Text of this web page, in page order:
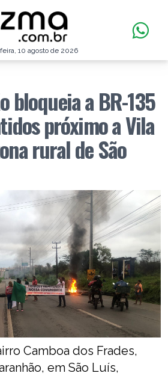
10 agosto de 2026
bloqueia a BR-135
próximo a Vila
rural de São
Camboa dos Frades,
em São Luís,